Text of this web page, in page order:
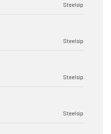
Steelsip
Steelsip
Steelsip
Steelsip